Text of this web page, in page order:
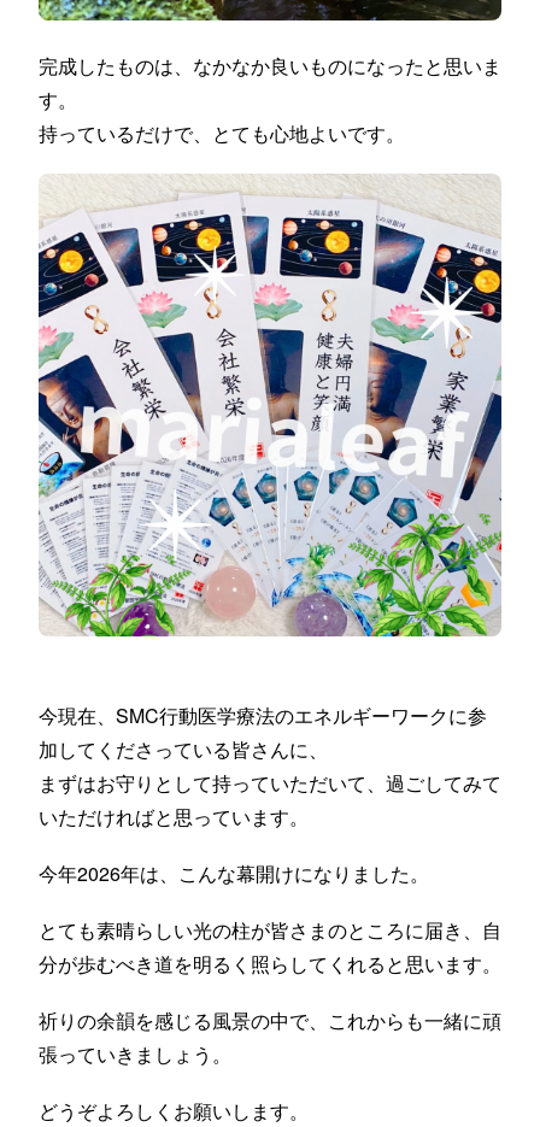
完成したものは、なかなか良いものになったと思いま
す。
持っているだけで、とても心地よいです。
今現在、SMC行動医学療法のエネルギーワークに参
加してくださっている皆さんに、
まずはお守りとして持っていただいて、過ごしてみて
いただければと思っています。
今年2026年は、こんな幕開けになりました。
とても素晴らしい光の柱が皆さまのところに届き、自
分が歩むべき道を明るく照らしてくれると思います。
祈りの余韻を感じる風景の中で、これからも一緒に頑
張っていきましょう。
どうぞよろしくお願いします。